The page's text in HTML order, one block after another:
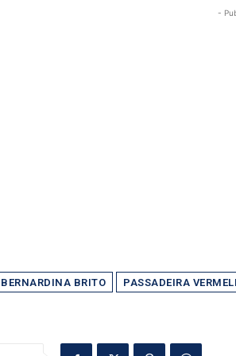
-
BERNARDINA BRITO PASSADEIRA